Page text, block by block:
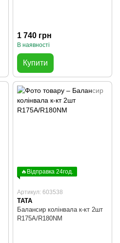
1 740 грн
В наявності
Купити
🔥Відправка 24год.
Артикул: 603538
ТАТА
Балансир колінвала к-кт 2шт
R175A/R180NM